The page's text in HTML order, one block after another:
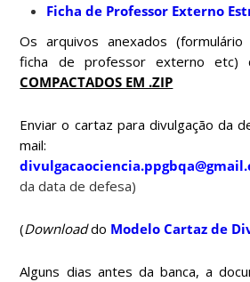
Ficha de Professor Externo
Os arquivos anexados (formulário
ficha de professor externo etc)
COMPACTADOS EM .ZIP
Enviar o cartaz para divulgação da
mail:
da data de defesa)
(Downloaddo Modelo Cartaz de
Alguns dias antes da banca, a